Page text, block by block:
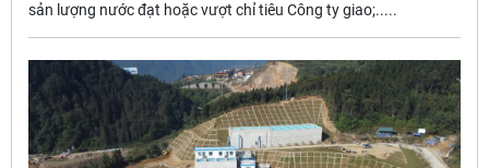
sản lượng nước đạt hoặc vượt chỉ tiêu Công ty giao;.....